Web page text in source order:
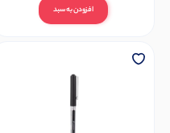
افزودن به سبد